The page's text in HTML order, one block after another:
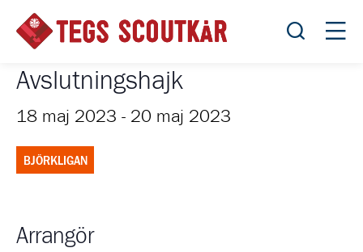
Öppna
Avslutningshajk
18 maj 2023 - 20 maj 2023
BJÖRKLIGAN
Arrangör